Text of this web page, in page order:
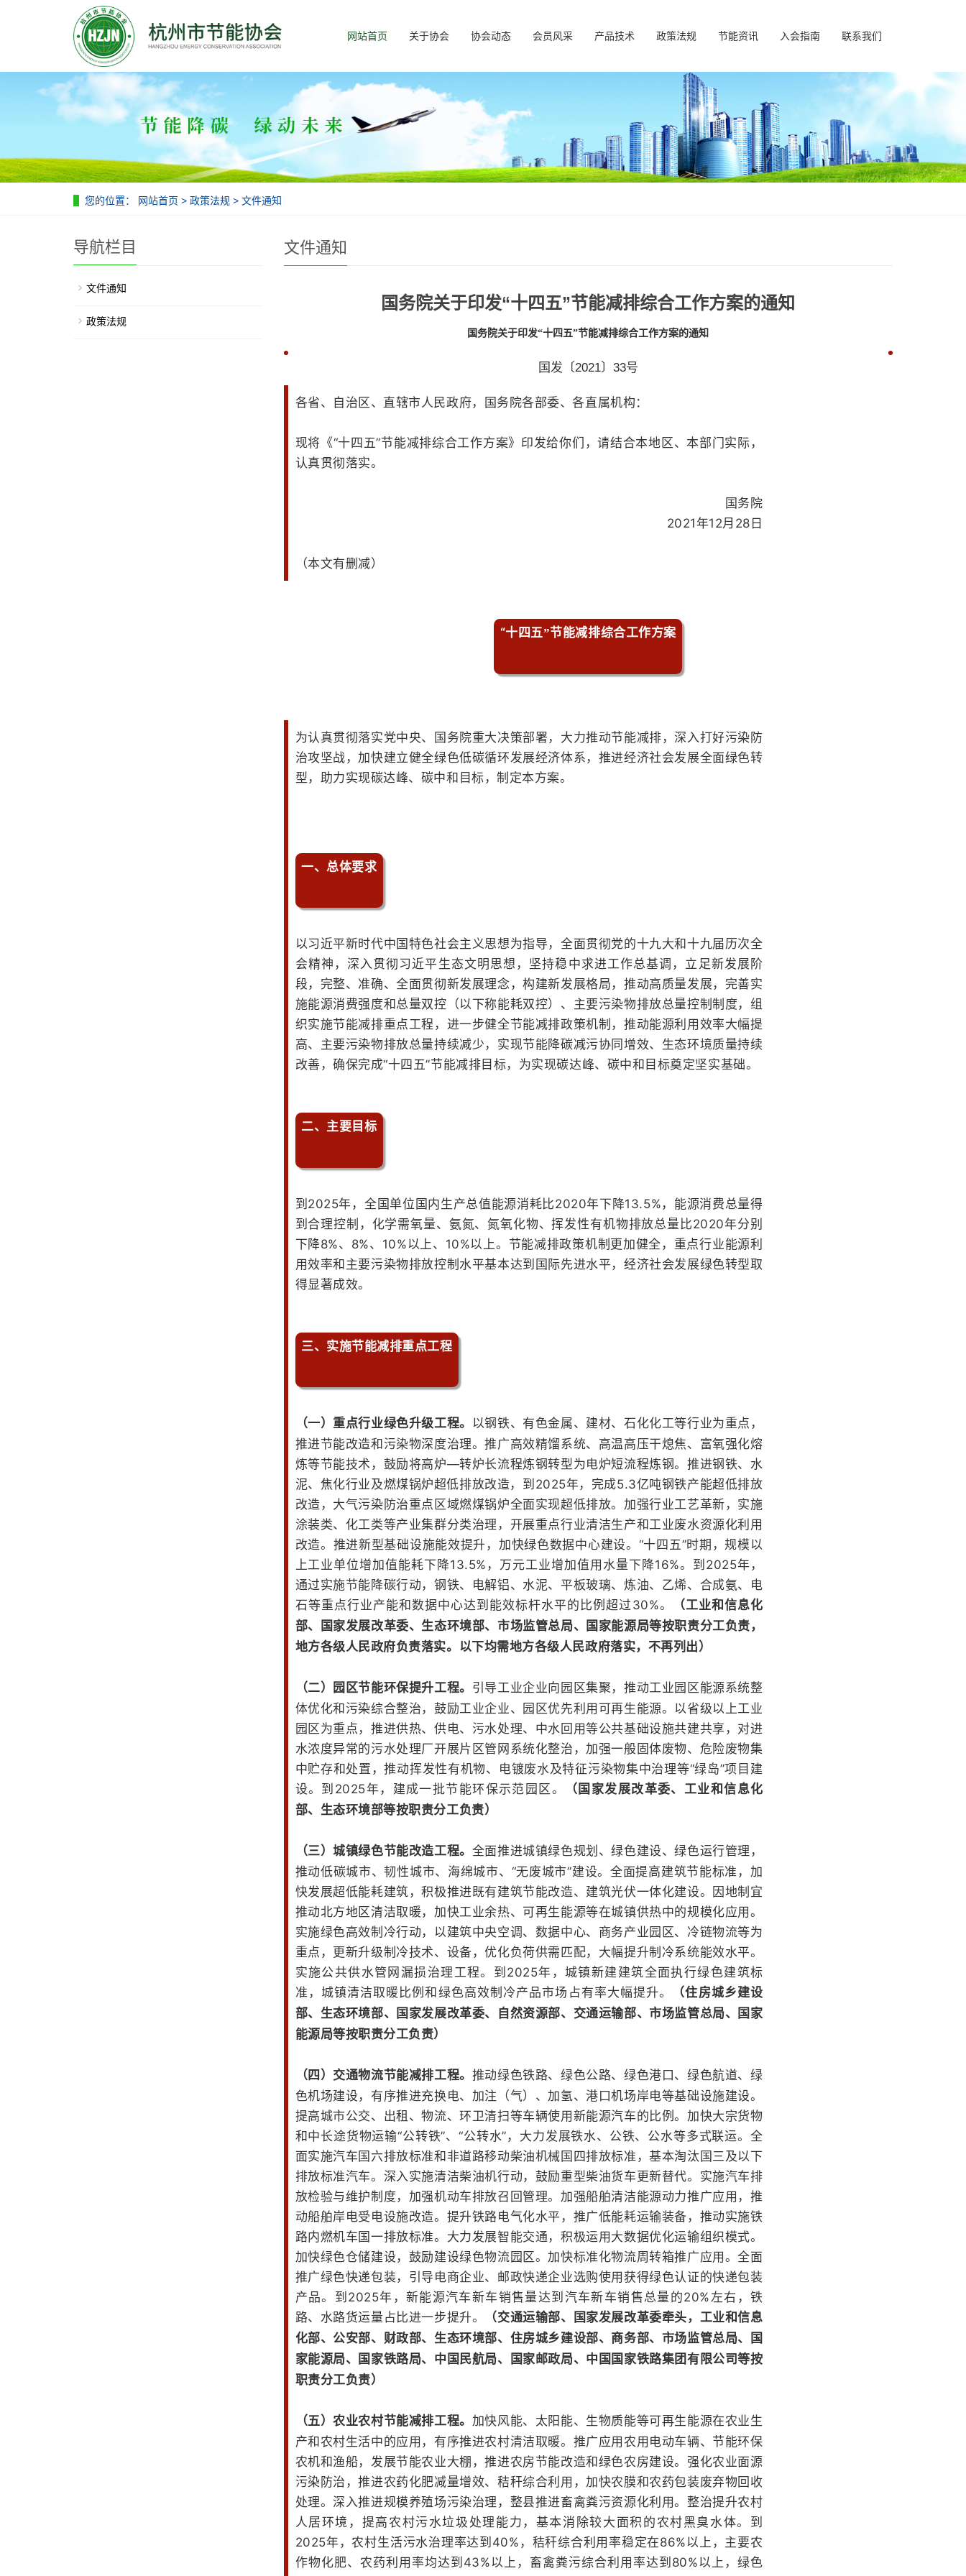
网站首页 关于协会 协会动态 会员风采 产品技术 政策法规 节能资讯 入会指南 联系我们
您的位置： 网站首页 > 政策法规 > 文件通知
文件通知
国务院关于印发“十四五”节能减排综合工作方案的通知
国务院关于印发“十四五”节能减排综合工作方案的通知
国发〔2021〕33号
各省、自治区、直辖市人民政府，国务院各部委、各直属机构：
现将《“十四五”节能减排综合工作方案》印发给你们，请结合本地区、本部门实际，
认真贯彻落实。
国务院
2021年12月28日
（本文有删减）
“十四五”节能减排综合工作方案
为认真贯彻落实党中央、国务院重大决策部署，大力推动节能减排，深入打好污染防
治攻坚战，加快建立健全绿色低碳循环发展经济体系，推进经济社会发展全面绿色转
型，助力实现碳达峰、碳中和目标，制定本方案。
一、总体要求
以习近平新时代中国特色社会主义思想为指导，全面贯彻党的十九大和十九届历次全
会精神，深入贯彻习近平生态文明思想，坚持稳中求进工作总基调，立足新发展阶
段，完整、准确、全面贯彻新发展理念，构建新发展格局，推动高质量发展，完善实
施能源消费强度和总量双控（以下称能耗双控）、主要污染物排放总量控制制度，组
织实施节能减排重点工程，进一步健全节能减排政策机制，推动能源利用效率大幅提
高、主要污染物排放总量持续减少，实现节能降碳减污协同增效、生态环境质量持续
改善，确保完成“十四五”节能减排目标，为实现碳达峰、碳中和目标奠定坚实基础。
二、主要目标
到2025年，全国单位国内生产总值能源消耗比2020年下降13.5%，能源消费总量得
到合理控制，化学需氧量、氨氮、氮氧化物、挥发性有机物排放总量比2020年分别
下降8%、8%、10%以上、10%以上。节能减排政策机制更加健全，重点行业能源利
用效率和主要污染物排放控制水平基本达到国际先进水平，经济社会发展绿色转型取
得显著成效。
三、实施节能减排重点工程
（一）重点行业绿色升级工程。 以钢铁、有色金属、建材、石化化工等行业为重点，
推进节能改造和污染物深度治理。推广高效精馏系统、高温高压干熄焦、富氧强化熔
炼等节能技术，鼓励将高炉—转炉长流程炼钢转型为电炉短流程炼钢。推进钢铁、水
泥、焦化行业及燃煤锅炉超低排放改造，到2025年，完成5.3亿吨钢铁产能超低排放
改造，大气污染防治重点区域燃煤锅炉全面实现超低排放。加强行业工艺革新，实施
涂装类、化工类等产业集群分类治理，开展重点行业清洁生产和工业废水资源化利用
改造。推进新型基础设施能效提升，加快绿色数据中心建设。“十四五”时期，规模以
上工业单位增加值能耗下降13.5%，万元工业增加值用水量下降16%。到2025年，
通过实施节能降碳行动，钢铁、电解铝、水泥、平板玻璃、炼油、乙烯、合成氨、电
石等重点行业产能和数据中心达到能效标杆水平的比例超过30%。
（工业和信息化
部、国家发展改革委、生态环境部、市场监管总局、国家能源局等按职责分工负责，
地方各级人民政府负责落实。以下均需地方各级人民政府落实，不再列出）
（二）园区节能环保提升工程。 引导工业企业向园区集聚，推动工业园区能源系统整
体优化和污染综合整治，鼓励工业企业、园区优先利用可再生能源。以省级以上工业
园区为重点，推进供热、供电、污水处理、中水回用等公共基础设施共建共享，对进
水浓度异常的污水处理厂开展片区管网系统化整治，加强一般固体废物、危险废物集
中贮存和处置，推动挥发性有机物、电镀废水及特征污染物集中治理等“绿岛”项目建
设。到2025年，建成一批节能环保示范园区。
（国家发展改革委、工业和信息化
部、生态环境部等按职责分工负责）
（三）城镇绿色节能改造工程。 全面推进城镇绿色规划、绿色建设、绿色运行管理，
推动低碳城市、韧性城市、海绵城市、“无废城市”建设。全面提高建筑节能标准，加
快发展超低能耗建筑，积极推进既有建筑节能改造、建筑光伏一体化建设。因地制宜
推动北方地区清洁取暖，加快工业余热、可再生能源等在城镇供热中的规模化应用。
实施绿色高效制冷行动，以建筑中央空调、数据中心、商务产业园区、冷链物流等为
重点，更新升级制冷技术、设备，优化负荷供需匹配，大幅提升制冷系统能效水平。
实施公共供水管网漏损治理工程。到2025年，城镇新建建筑全面执行绿色建筑标
准，城镇清洁取暖比例和绿色高效制冷产品市场占有率大幅提升。
（住房城乡建设
部、生态环境部、国家发展改革委、自然资源部、交通运输部、市场监管总局、国家
能源局等按职责分工负责）
（四）交通物流节能减排工程。 推动绿色铁路、绿色公路、绿色港口、绿色航道、绿
色机场建设，有序推进充换电、加注（气）、加氢、港口机场岸电等基础设施建设。
提高城市公交、出租、物流、环卫清扫等车辆使用新能源汽车的比例。加快大宗货物
和中长途货物运输“公转铁”、“公转水”，大力发展铁水、公铁、公水等多式联运。全
面实施汽车国六排放标准和非道路移动柴油机械国四排放标准，基本淘汰国三及以下
排放标准汽车。深入实施清洁柴油机行动，鼓励重型柴油货车更新替代。实施汽车排
放检验与维护制度，加强机动车排放召回管理。加强船舶清洁能源动力推广应用，推
动船舶岸电受电设施改造。提升铁路电气化水平，推广低能耗运输装备，推动实施铁
路内燃机车国一排放标准。大力发展智能交通，积极运用大数据优化运输组织模式。
加快绿色仓储建设，鼓励建设绿色物流园区。加快标准化物流周转箱推广应用。全面
推广绿色快递包装，引导电商企业、邮政快递企业选购使用获得绿色认证的快递包装
产品。到2025年，新能源汽车新车销售量达到汽车新车销售总量的20%左右，铁
路、水路货运量占比进一步提升。
（交通运输部、国家发展改革委牵头，工业和信息
化部、公安部、财政部、生态环境部、住房城乡建设部、商务部、市场监管总局、国
家能源局、国家铁路局、中国民航局、国家邮政局、中国国家铁路集团有限公司等按
职责分工负责）
（五）农业农村节能减排工程。 加快风能、太阳能、生物质能等可再生能源在农业生
产和农村生活中的应用，有序推进农村清洁取暖。推广应用农用电动车辆、节能环保
农机和渔船，发展节能农业大棚，推进农房节能改造和绿色农房建设。强化农业面源
污染防治，推进农药化肥减量增效、秸秆综合利用，加快农膜和农药包装废弃物回收
处理。深入推进规模养殖场污染治理，整县推进畜禽粪污资源化利用。整治提升农村
人居环境，提高农村污水垃圾处理能力，基本消除较大面积的农村黑臭水体。到
2025年，农村生活污水治理率达到40%，秸秆综合利用率稳定在86%以上，主要农
作物化肥、农药利用率均达到43%以上，畜禽粪污综合利用率达到80%以上，绿色
导航栏目
文件通知
政策法规